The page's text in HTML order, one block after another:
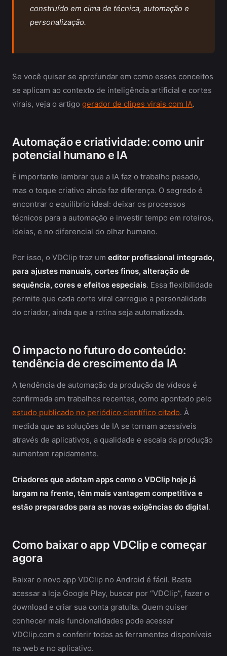
construído em cima de técnica, automação e
personalização.
Se você quiser se aprofundar em como esses conceitos
se aplicam ao contexto de inteligência artificial e cortes
virais, veja o artigo gerador de clipes virais com IA.
Automação e criatividade: como unir
potencial humano e IA
É importante lembrar que a IA faz o trabalho pesado,
mas o toque criativo ainda faz diferença. O segredo é
encontrar o equilíbrio ideal: deixar os processos
técnicos para a automação e investir tempo em roteiros,
ideias, e no diferencial do olhar humano.
Por isso, o VDClip traz um editor profissional integrado,
para ajustes manuais, cortes finos, alteração de
sequência, cores e efeitos especiais. Essa flexibilidade
permite que cada corte viral carregue a personalidade
do criador, ainda que a rotina seja automatizada.
O impacto no futuro do conteúdo:
tendência de crescimento da IA
A tendência de automação da produção de vídeos é
confirmada em trabalhos recentes, como apontado pelo
estudo publicado no periódico científico citado. À
medida que as soluções de IA se tornam acessíveis
através de aplicativos, a qualidade e escala da produção
aumentam rapidamente.
Criadores que adotam apps como o VDClip hoje já
largam na frente, têm mais vantagem competitiva e
estão preparados para as novas exigências do digital.
Como baixar o app VDClip e começar
agora
Baixar o novo app VDClip no Android é fácil. Basta
acessar a loja Google Play, buscar por “VDClip”, fazer o
download e criar sua conta gratuita. Quem quiser
conhecer mais funcionalidades pode acessar
VDClip.com e conferir todas as ferramentas disponíveis
na web e no aplicativo.